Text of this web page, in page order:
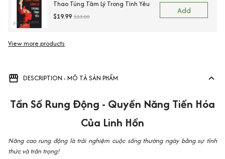
Thao Túng Tâm Lý Trong Tình Yêu
$19.99 $33.00
Add
View more products
DESCRIPTION - MÔ TẢ SẢN PHẨM
Tần Số Rung Động - Quyền Năng Tiến Hóa
Của Linh Hồn
Nâng cao rung động là trải nghiệm cuộc sống thường ngày bằng sự tỉnh
thức và trân trọng!